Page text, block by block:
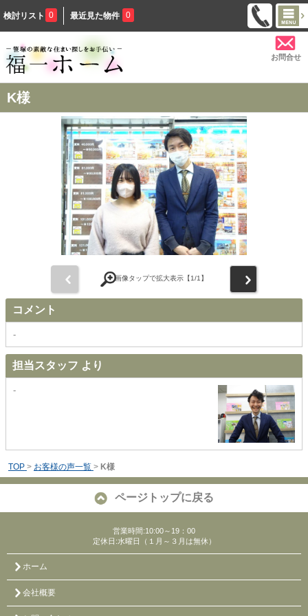
検討リスト 0 最近見た物件 0
お問合せ
K様
画像タップで拡大表示【1/1】
コメント
-
担当スタッフ より
-
TOP > お客様の声一覧 > K様
ページトップに戻る
営業時間:10:00～19：00
定休日:水曜日（１月～３月は無休）
ホーム
会社概要